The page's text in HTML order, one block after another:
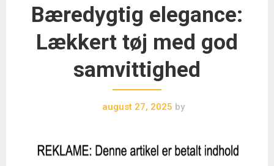
Bæredygtig elegance:
Lækkert tøj med god
samvittighed
august 27, 2025 by